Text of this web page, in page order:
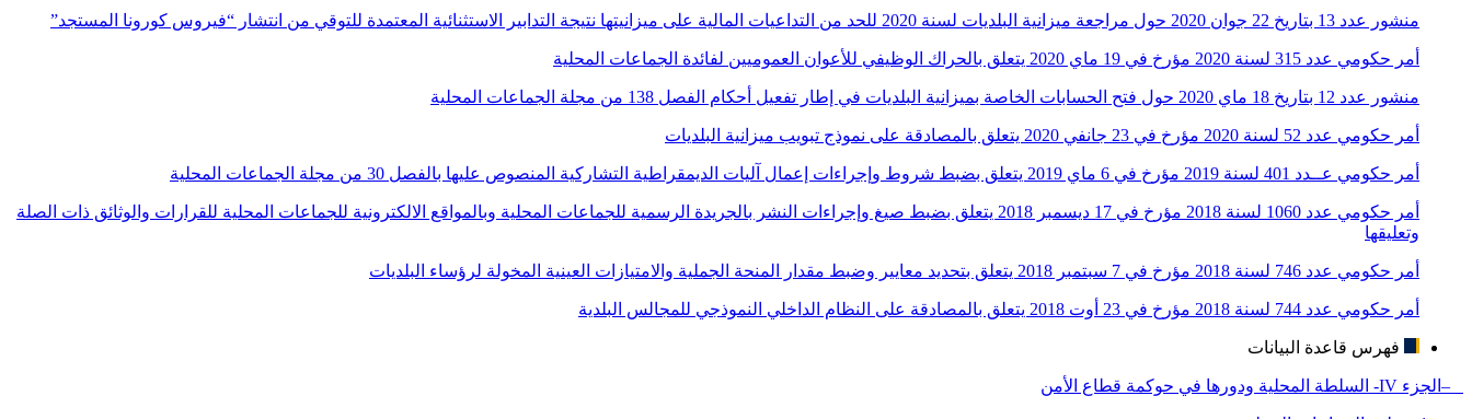
منشور عدد 13 بتاريخ 22 جوان 2020 حول مراجعة ميزانية البلديات لسنة 2020 للحد من التداعيات المالية على ميزانيتها نتيجة التدابير الاستثنائية المعتمدة للتوقي من انتشار “فيروس كورونا المستجد”
أمر حكومي عدد 315 لسنة 2020 مؤرخ في 19 ماي 2020 يتعلق بالحراك الوظيفي للأعوان العموميين لفائدة الجماعات المحلية
منشور عدد 12 بتاريخ 18 ماي 2020 حول فتح الحسابات الخاصة بميزانية البلديات في إطار تفعيل أحكام الفصل 138 من مجلة الجماعات المحلية
أمر حكومي عدد 52 لسنة 2020 مؤرخ في 23 جانفي 2020 يتعلق بالمصادقة على نموذج تبويب ميزانية البلديات
أمر حكومي عــدد 401 لسنة 2019 مؤرخ في 6 ماي 2019 يتعلق بضبط شروط وإجراءات إعمال آليات الديمقراطية التشاركية المنصوص عليها بالفصل 30 من مجلة الجماعات المحلية
أمر حكومي عدد 1060 لسنة 2018 مؤرخ في 17 ديسمبر 2018 يتعلق بضبط صيغ وإجراءات النشر بالجريدة الرسمية للجماعات المحلية وبالمواقع الالكترونية للجماعات المحلية للقرارات والوثائق ذات الصلة
وتعليقها
أمر حكومي عدد 746 لسنة 2018 مؤرخ في 7 سبتمبر 2018 يتعلق بتحديد معايير وضبط مقدار المنحة الجملية والامتيازات العينية المخولة لرؤساء البلديات
أمر حكومي عدد 744 لسنة 2018 مؤرخ في 23 أوت 2018 يتعلق بالمصادقة على النظام الداخلي النموذجي للمجالس البلدية
فهرس قاعدة البيانات
–الجزء IV- السلطة المحلية ودورها في حوكمة قطاع الأمن